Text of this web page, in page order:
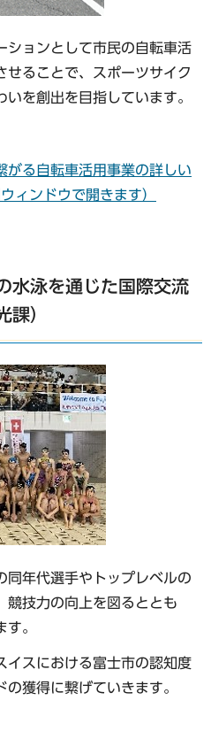
ションとして市民の自転車活
せることで、スポーツサイク
を創出を目指しています。
がる自転車活用事業の詳しい
ィンドウで開きます）
水泳を通じた国際交流
課）
同年代選手やトップレベルの
競技力の向上を図るととも
。
イスにおける富士市の認知度
獲得に繋げていきます。